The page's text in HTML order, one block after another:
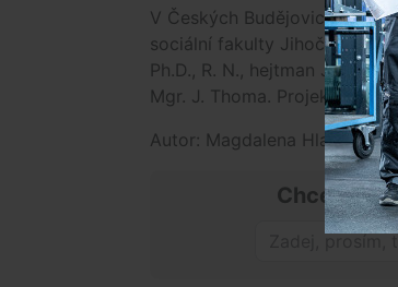
V Českých Budějovicích nad
sociální fakulty Jihočeské
Ph.D., R. N., hejtman
Mgr. J. Thoma. Projekt
Autor: Magdalena Hladíková
Chceš mít